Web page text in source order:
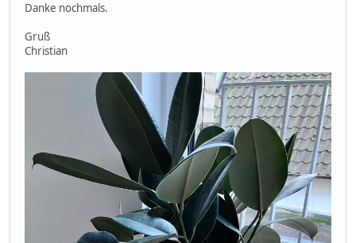
Danke nochmals.
Gruß
Christian